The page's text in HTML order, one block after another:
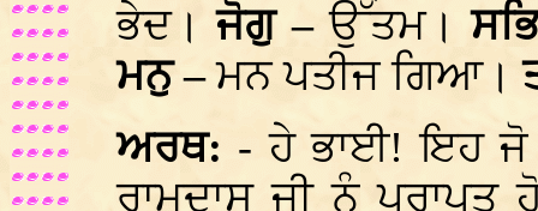
ਭੇਦ।ਜੋਗੁ –ਉੱਤਮ।
ਮਨੁ –ਮਨ ਪਤੀਜ ਗਿਆ।
ਅਰਥ: - ਹੇ ਭਾਈ! ਇਹ ਜੋ
ਰਾਮਦਾਸ ਜੀ ਨੂੰ